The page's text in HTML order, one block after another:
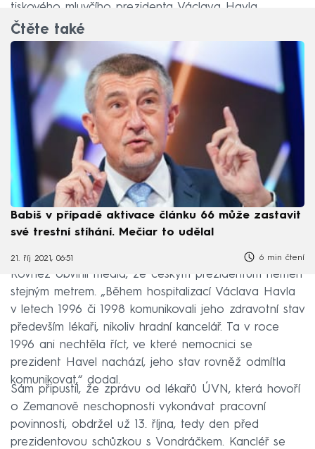
tiskového mluvčího prezidenta Václava Havla.
Čtěte také
Babiš v případě aktivace článku 66 může zastavit
své trestní stíhání. Mečiar to udělal
21. říj 2021, 06:51 6 min čtení
Rovněž obvinil média, že českým prezidentům neměří
stejným metrem. „Během hospitalizací Václava Havla
v letech 1996 či 1998 komunikovali jeho zdravotní stav
především lékaři, nikoliv hradní kancelář. Ta v roce
1996 ani nechtěla říct, ve které nemocnici se
prezident Havel nachází, jeho stav rovněž odmítla
komunikovat,“ dodal.
Sám připustil, že zprávu od lékařů ÚVN, která hovoří
o Zemanově neschopnosti vykonávat pracovní
povinnosti, obdržel už 13. října, tedy den před
prezidentovou schůzkou s Vondráčkem. Kancléř se